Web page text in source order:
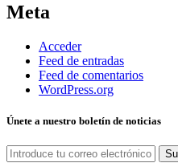
Meta
Acceder
Feed de entradas
Feed de comentarios
WordPress.org
Únete a nuestro boletín de noticias